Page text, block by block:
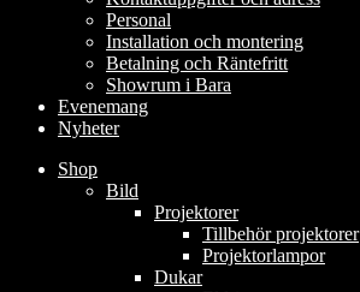
Personal
Installation och montering
Betalning och Räntefritt
Showrum i Bara
Evenemang
Nyheter
Shop
Bild
Projektorer
Tillbehör projektorer
Projektorlampor
Dukar